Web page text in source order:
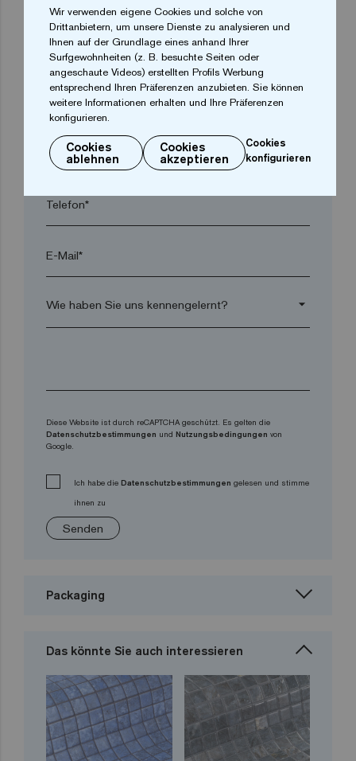
Ort*
Postleitzahl*
Telefon*
E-Mail*
arrow_drop_down
Diese Website ist durch reCAPTCHA geschützt. Es gelten die
Datenschutzbestimmungen und Nutzungsbedingungen von
Google.
Ich habe die Datenschutzbestimmungen gelesen und stimme
ihnen zu
Senden
Packaging
Das könnte Sie auch interessieren
Wir verwenden eigene Cookies und solche von
Drittanbietern, um unsere Dienste zu analysieren und
Ihnen auf der Grundlage eines anhand Ihrer
Surfgewohnheiten (z. B. besuchte Seiten oder
angeschaute Videos) erstellten Profils Werbung
entsprechend Ihren Präferenzen anzubieten. Sie können
weitere Informationen erhalten und Ihre Präferenzen
konfigurieren.
Cookies
ablehnen
Cookies
akzeptieren
Cookies
konfigurieren